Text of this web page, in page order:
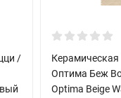
/
Оптима Беж
Optima Beige